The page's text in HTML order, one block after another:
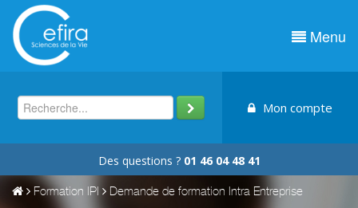
Menu
Mon compte
Des questions ? 01 46 04 48 41
Formation IPI Demande de formation Intra Entreprise